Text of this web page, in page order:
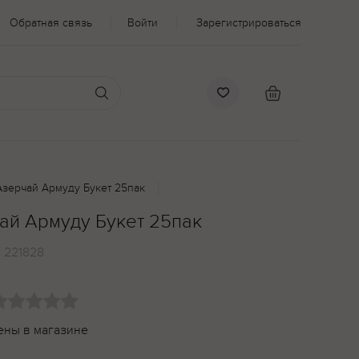
Обратная связь Войти Зарегистрироваться
Армуду Букет 25пак
Армуду Букет 25пак
221828
в магазине